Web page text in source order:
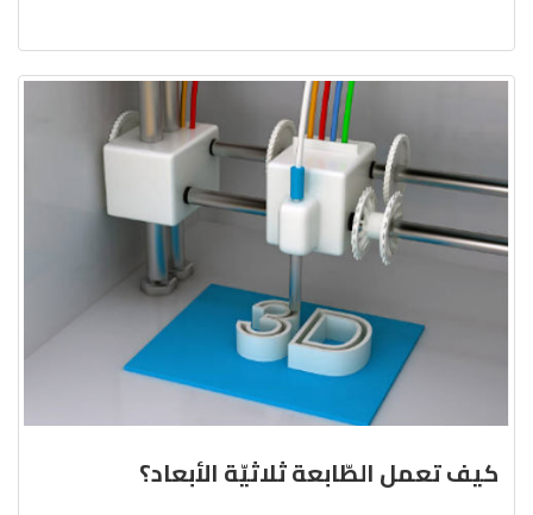
كيف تعمل الطّابعة ثلاثيّة الأبعاد؟